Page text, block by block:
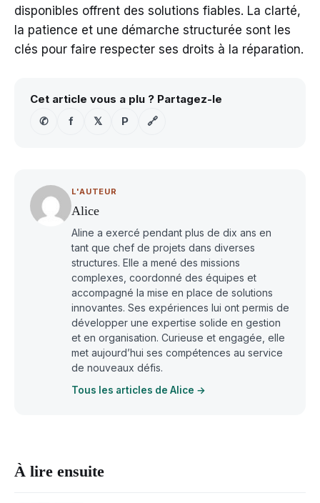
disponibles offrent des solutions fiables. La clarté,
la patience et une démarche structurée sont les
clés pour faire respecter ses droits à la réparation.
Cet article vous a plu ? Partagez-le
✆
f 𝕏 P 🔗
L'AUTEUR
Alice
Aline a exercé pendant plus de dix ans en
tant que chef de projets dans diverses
structures. Elle a mené des missions
complexes, coordonné des équipes et
accompagné la mise en place de solutions
innovantes. Ses expériences lui ont permis de
développer une expertise solide en gestion
et en organisation. Curieuse et engagée, elle
met aujourd’hui ses compétences au service
de nouveaux défis.
Tous les articles de Alice →
À lire ensuite